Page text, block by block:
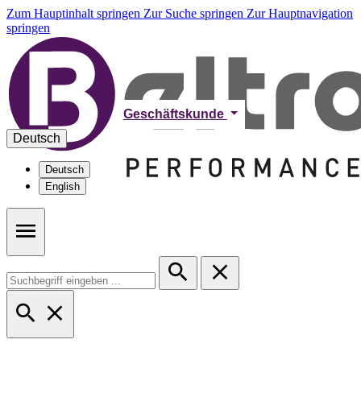
Zum Hauptinhalt springen Zur Suche springen Zur Hauptnavigation
springen
Geschäftskunde
Deutsch
Deutsch
English